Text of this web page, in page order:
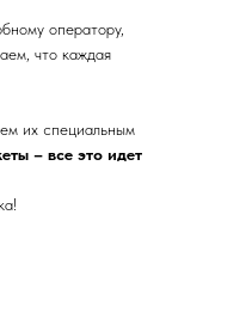
оператору,
что каждая
их специальным
– все это идет